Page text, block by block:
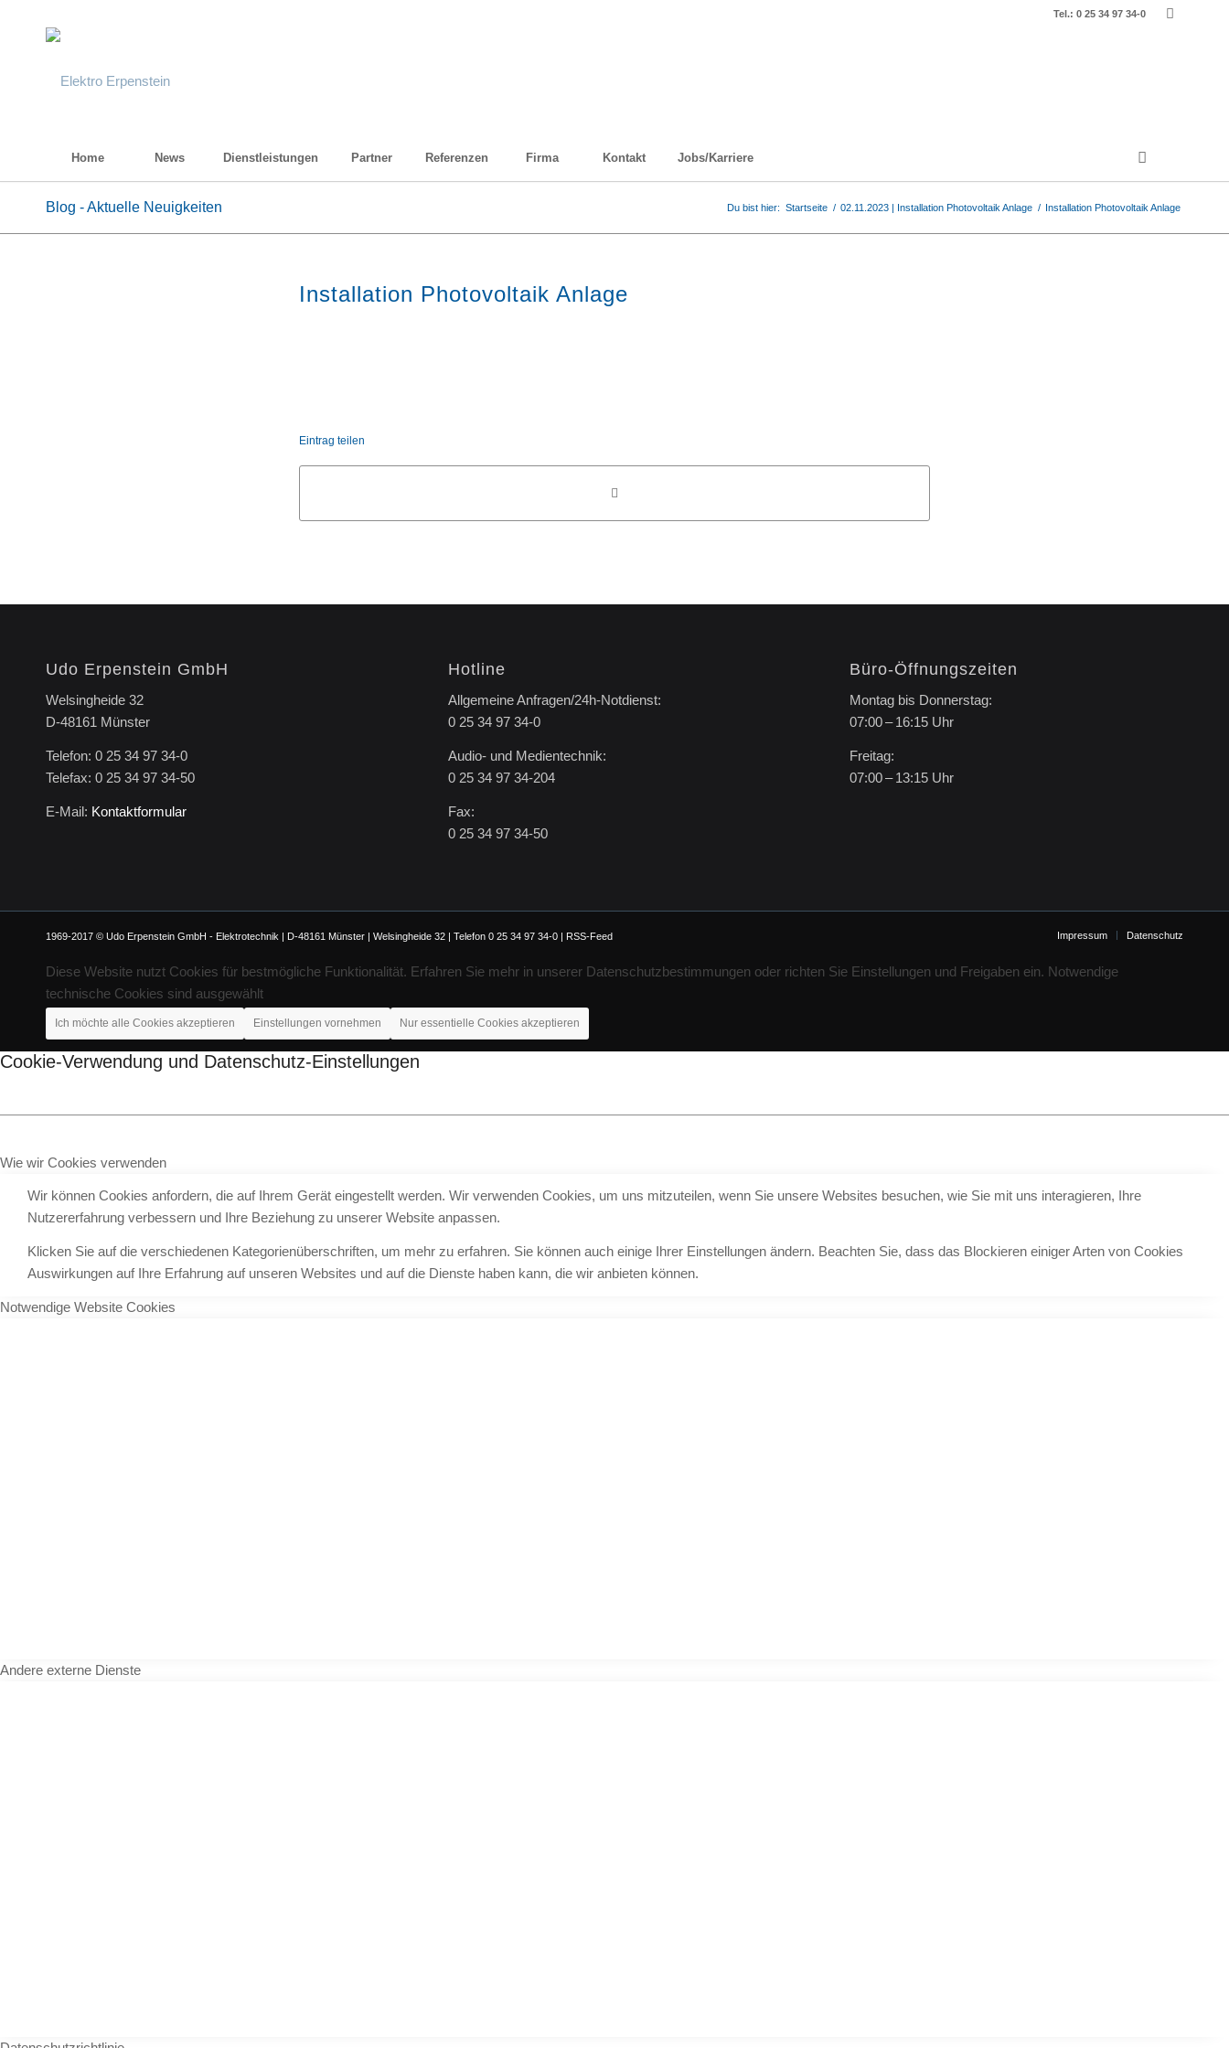
Tel.: 0 25 34 97 34-0
Home News Dienstleistungen Partner Referenzen Firma Kontakt Jobs/Karriere
Blog - Aktuelle Neuigkeiten Du bist hier: Startseite / 02.11.2023 | Installation Photovoltaik Anlage / Installation Photovoltaik Anlage
Installation Photovoltaik Anlage
Eintrag teilen
Udo Erpenstein GmbH
Welsingheide 32
D-48161 Münster
Telefon: 0 25 34 97 34-0
Telefax: 0 25 34 97 34-50
E-Mail: Kontaktformular
Hotline
Allgemeine Anfragen/24h-Notdienst:
0 25 34 97 34-0
Audio- und Medientechnik:
0 25 34 97 34-204
Fax:
0 25 34 97 34-50
Büro-Öffnungszeiten
Montag bis Donnerstag:
07:00 – 16:15 Uhr
Freitag:
07:00 – 13:15 Uhr
1969-2017 © Udo Erpenstein GmbH - Elektrotechnik | D-48161 Münster | Welsingheide 32 | Telefon 0 25 34 97 34-0 | RSS-Feed Impressum Datenschutz
Diese Website nutzt Cookies für bestmögliche Funktionalität. Erfahren Sie mehr in unserer Datenschutzbestimmungen oder richten Sie Einstellungen und Freigaben ein. Notwendige
technische Cookies sind ausgewählt
Ich möchte alle Cookies akzeptieren Einstellungen vornehmen Nur essentielle Cookies akzeptieren
Cookie-Verwendung und Datenschutz-Einstellungen
Wie wir Cookies verwenden
Wir können Cookies anfordern, die auf Ihrem Gerät eingestellt werden. Wir verwenden Cookies, um uns mitzuteilen, wenn Sie unsere Websites besuchen, wie Sie mit uns interagieren, Ihre
Nutzererfahrung verbessern und Ihre Beziehung zu unserer Website anpassen.
Klicken Sie auf die verschiedenen Kategorienüberschriften, um mehr zu erfahren. Sie können auch einige Ihrer Einstellungen ändern. Beachten Sie, dass das Blockieren einiger Arten von Cookies
Auswirkungen auf Ihre Erfahrung auf unseren Websites und auf die Dienste haben kann, die wir anbieten können.
Notwendige Website Cookies
Andere externe Dienste